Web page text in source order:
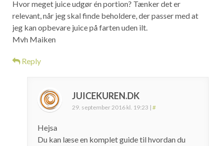
Hvor meget juice udgør én portion? Tænker det er
relevant, når jeg skal finde beholdere, der passer med at
jeg kan opbevare juice på farten uden ilt.
Mvh Maiken
Reply
JUICEKUREN.DK
29. september 2016 kl. 19:23 | #
Hejsa
Du kan læse en komplet guide til hvordan du